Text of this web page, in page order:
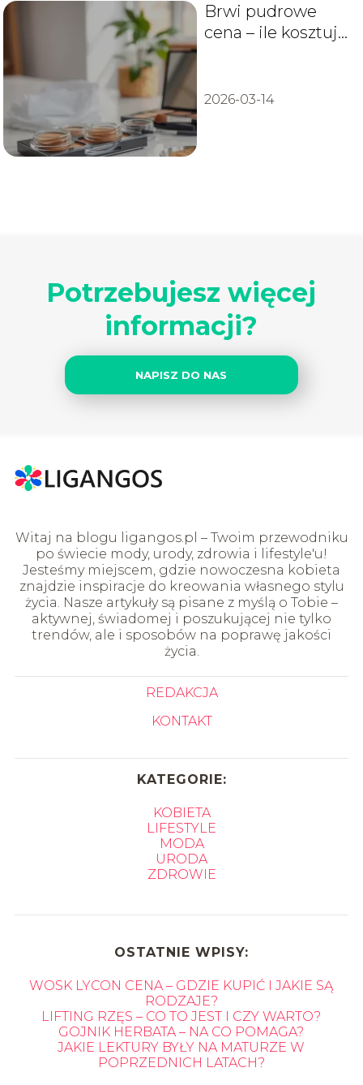
Brwi pudrowe
cena – ile kosztuje
2026-03-14
Potrzebujesz więcej
informacji?
NAPISZ DO NAS
Witaj na blogu ligangos.pl – Twoim przewodniku
po świecie mody, urody, zdrowia i lifestyle'u!
Jesteśmy miejscem, gdzie nowoczesna kobieta
znajdzie inspiracje do kreowania własnego stylu
życia. Nasze artykuły są pisane z myślą o Tobie –
aktywnej, świadomej i poszukującej nie tylko
trendów, ale i sposobów na poprawę jakości
życia.
REDAKCJA
KONTAKT
KATEGORIE:
KOBIETA
LIFESTYLE
MODA
URODA
ZDROWIE
OSTATNIE WPISY:
WOSK LYCON CENA – GDZIE KUPIĆ I JAKIE SĄ
RODZAJE?
LIFTING RZĘS – CO TO JEST I CZY WARTO?
GOJNIK HERBATA – NA CO POMAGA?
JAKIE LEKTURY BYŁY NA MATURZE W
POPRZEDNICH LATACH?